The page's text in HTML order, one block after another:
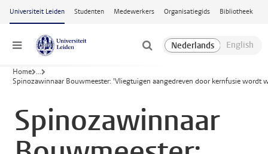
Ga naar hoofdinhoud
Universiteit Leiden Studenten Medewerkers Organisatiegids Bibliotheek
Menu
Home ...
Spinozawinnaar Bouwmeester: 'Vliegtuigen aangedreven door kernfusie wordt
Spinozawinnaar